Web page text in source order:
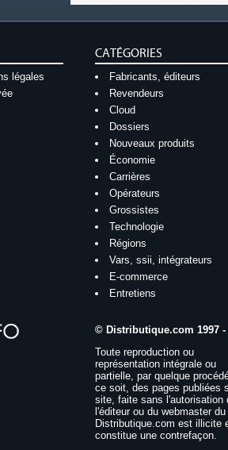
légales
CATÉGORIES
Fabricants, éditeurs
Revendeurs
Cloud
Dossiers
Nouveaux produits
Économie
Carrières
Opérateurs
Grossistes
Technologie
Régions
Vars, ssii, intégrateurs
E-commerce
Entretiens
© Distributique.com 1997 -
Toute reproduction ou
représentation intégrale ou
partielle, par quelque
ce soit, des pages publiées
site, faite sans l'autorisation
l'éditeur ou du webmaster
Distributique.com est illicite
constitue une contrefaçon.